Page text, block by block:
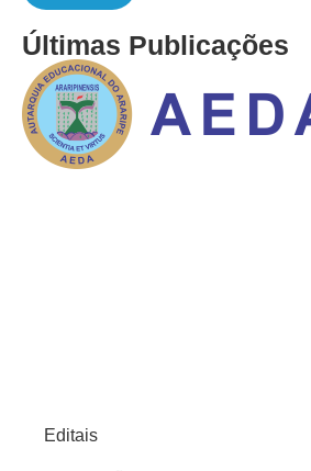
Últimas Publicações
Editais